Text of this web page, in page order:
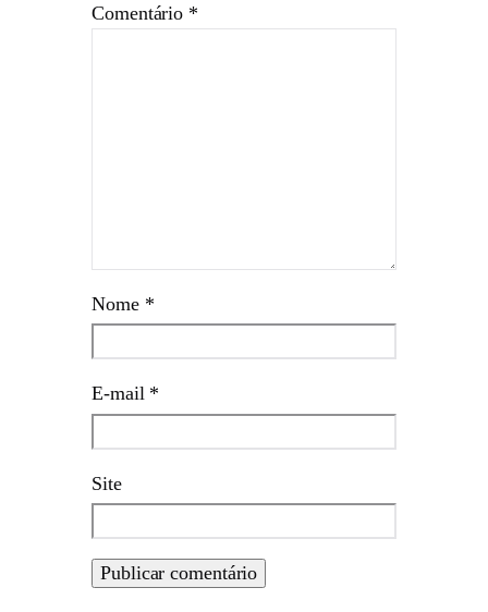
Comentário *
Nome *
E-mail *
Site